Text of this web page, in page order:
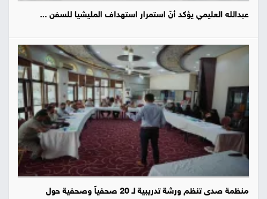
عبدالله العليمي يؤكد أنّ استمرار استهداف المليشيا للسفن ...
منظمة صدى تنظم ورشة تدريبية لـ 20 صحفياً وصحفية حول